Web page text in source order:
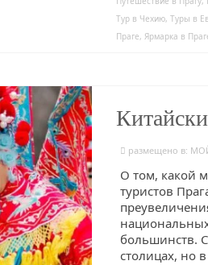
Тур в Чехию, Туры в
Праге, Ярмарка в
размещено в:
О том, какой
туристов
большинств.
столицах, но